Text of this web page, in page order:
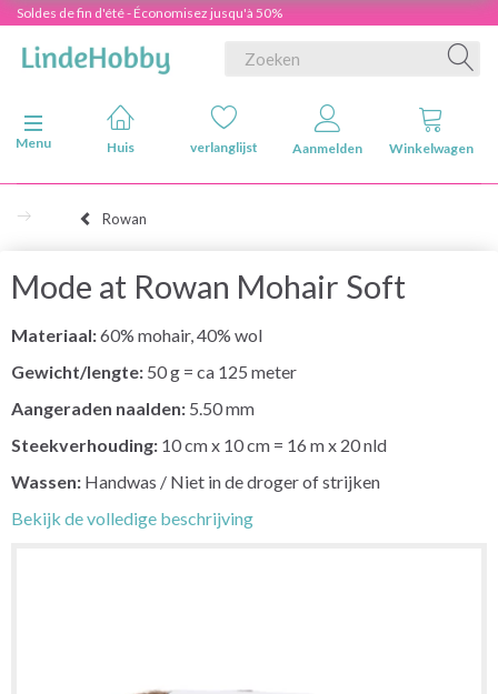
Soldes de fin d'été - Économisez jusqu'à 50%
Navigatie in-/uitschakelen
Menu
Huis verlanglijst Aanmelden Winkelwagen
Rowan
Mode at Rowan Mohair Soft
Materiaal:60% mohair, 40% wol
Gewicht/lengte: 50 g = ca 125 meter
Aangeraden naalden: 5.50 mm
Steekverhouding: 10 cm x 10 cm = 16 m x 20 nld
Wassen: Handwas / Niet in de droger of strijken
Bekijk de volledige beschrijving